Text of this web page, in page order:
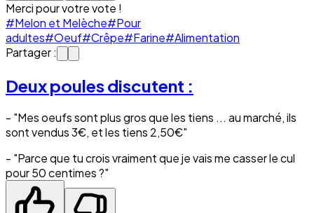
Merci pour votre vote !
#Melon et Melèche#Pour
adultes#Oeuf#Crêpe#Farine#Alimentation
Partager :
Deux poules discutent :
- "Mes oeufs sont plus gros que les tiens ... au marché, ils
sont vendus 3€, et les tiens 2,50€"
- "Parce que tu crois vraiment que je vais me casser le cul
pour 50 centimes ?"